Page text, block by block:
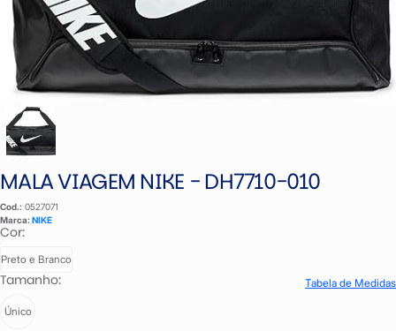
MALA VIAGEM NIKE - DH7710-010
Cod.: 0527071
Marca: NIKE
Cor:
Preto e Branco
Tamanho: Tabela de Medidas
Único